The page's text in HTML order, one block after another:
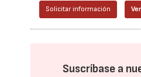
Solicitar información
Suscríbase a